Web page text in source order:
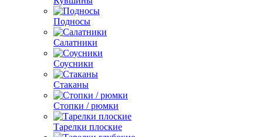
Подносы
Салатники
Соусники
Стаканы
Стопки / рюмки
Тарелки плоские